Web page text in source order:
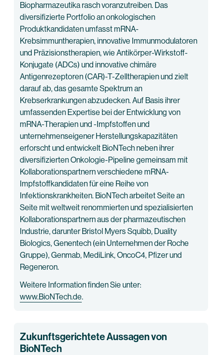
Biopharmazeutika rasch voranzutreiben. Das
diversifizierte Portfolio an onkologischen
Produktkandidaten umfasst mRNA-
Krebsimmuntherapien, innovative Immunmodulatoren
und Präzisionstherapien, wie Antikörper-Wirkstoff-
Konjugate (ADCs) und innovative chimäre
Antigenrezeptoren (CAR)-T-Zelltherapien und zielt
darauf ab, das gesamte Spektrum an
Krebserkrankungen abzudecken. Auf Basis ihrer
umfassenden Expertise bei der Entwicklung von
mRNA-Therapien und -Impfstoffen und
unternehmenseigener Herstellungskapazitäten
erforscht und entwickelt BioNTech neben ihrer
diversifizierten Onkologie-Pipeline gemeinsam mit
Kollaborationspartnern verschiedene mRNA-
Impfstoffkandidaten für eine Reihe von
Infektionskrankheiten. BioNTech arbeitet Seite an
Seite mit weltweit renommierten und spezialisierten
Kollaborationspartnern aus der pharmazeutischen
Industrie, darunter Bristol Myers Squibb, Duality
Biologics, Genentech (ein Unternehmen der Roche
Gruppe), Genmab, MediLink, OncoC4, Pfizer und
Regeneron.
Weitere Information finden Sie unter:
www.BioNTech.de.
Zukunftsgerichtete Aussagen von
BioNTech